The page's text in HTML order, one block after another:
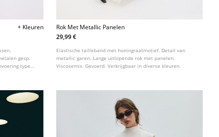
+ Kleuren
gesp.
type
Rok Met Metallic Panelen
29,99 €
Elastische tailleband met honingraatmotief. Detail van
metallic garen. Lange uitlopende rok met panelen.
Viscosemix. Gevoerd. Verkrijgbaar in diverse kleuren.